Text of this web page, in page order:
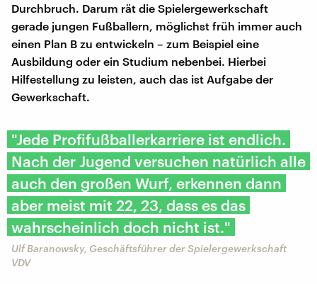
Durchbruch. Darum rät die Spielergewerkschaft
gerade jungen Fußballern, möglichst früh immer auch
einen Plan B zu entwickeln – zum Beispiel eine
Ausbildung oder ein Studium nebenbei. Hierbei
Hilfestellung zu leisten, auch das ist Aufgabe der
Gewerkschaft.
"Jede Profifußballerkarriere ist endlich.
Nach der Jugend versuchen natürlich alle
auch den großen Wurf, erkennen dann
aber meist mit 22, 23, dass es das
wahrscheinlich doch nicht ist."
Ulf Baranowsky, Geschäftsführer der Spielergewerkschaft
VDV